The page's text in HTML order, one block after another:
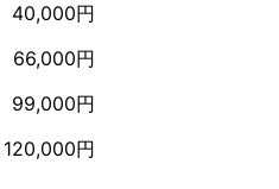
40,000円
66,000円
99,000円
120,000円